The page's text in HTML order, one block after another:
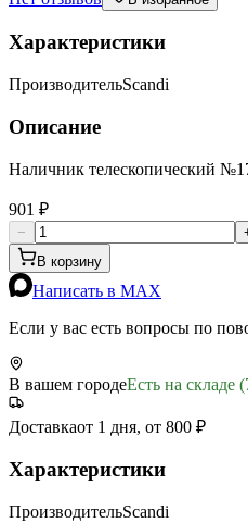
Характеристики
ПроизводительScandi
Описание
Наличник телескопический
901 ₽
−
В корзину
Написать в MAX
Если у вас есть вопросы по
В вашем городеЕсть на складе
Доставкаот 1 дня, от 800 ₽
Характеристики
ПроизводительScandi